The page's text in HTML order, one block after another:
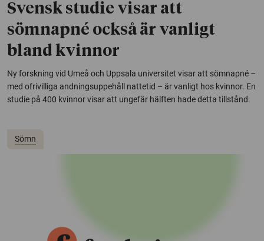
Svensk studie visar att
sömnapné också är vanligt
bland kvinnor
Ny forskning vid Umeå och Uppsala universitet visar att sömnapné –
med ofrivilliga andningsuppehåll nattetid – är vanligt hos kvinnor. En
studie på 400 kvinnor visar att ungefär hälften hade detta tillstånd.
Sömn